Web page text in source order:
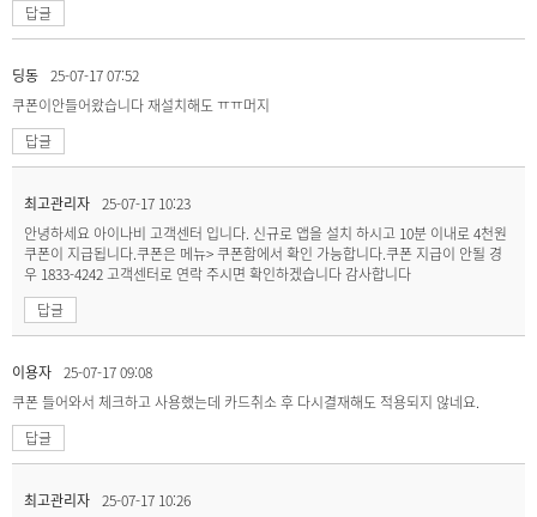
답글
딩동 25-07-17 07:52
쿠폰이안들어왔습니다 재설치해도 ㅠㅠ머지
답글
최고관리자 25-07-17 10:23
안녕하세요 아이나비 고객센터 입니다. 신규로 앱을 설치 하시고 10분 이내로 4천원
쿠폰이 지급됩니다.쿠폰은 메뉴> 쿠폰함에서 확인 가능합니다.쿠폰 지급이 안될 경
우 1833-4242 고객센터로 연락 주시면 확인하겠습니다 감사합니다
답글
이용자 25-07-17 09:08
쿠폰 들어와서 체크하고 사용했는데 카드취소 후 다시결재해도 적용되지 않네요.
답글
최고관리자 25-07-17 10:26